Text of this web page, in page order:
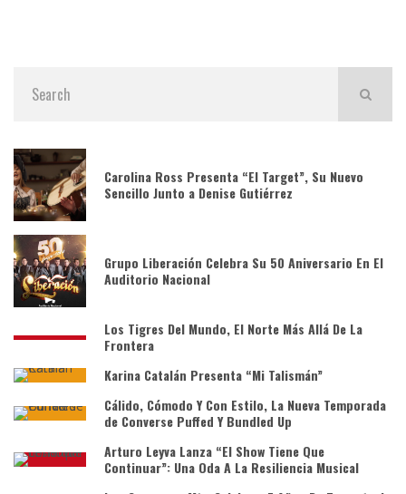
Carolina Ross Presenta “El Target”, Su Nuevo
Sencillo Junto a Denise Gutiérrez
Grupo Liberación Celebra Su 50 Aniversario En El
Auditorio Nacional
Los Tigres Del Mundo, El Norte Más Allá De La
Frontera
Karina Catalán Presenta “Mi Talismán”
Cálido, Cómodo Y Con Estilo, La Nueva Temporada
de Converse Puffed Y Bundled Up
Arturo Leyva Lanza “El Show Tiene Que
Continuar”: Una Oda A La Resiliencia Musical